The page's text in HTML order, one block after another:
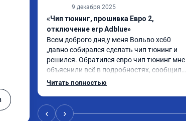
9 декабря 2025
«Чип тюнинг, прошивка Евро 2,
отключение егр Adblue»
Всем доброго дня,у меня Вольво xc60
,давно собирался сделать чип тюнинг и
решился. Обратился евро чип тюнинг мне
объяснили всё в подробностях, сообщили
сумму записали. Приехал в назначенное
сертификат ао11462 ,знают своё дело
Читать полностью
‹ ›